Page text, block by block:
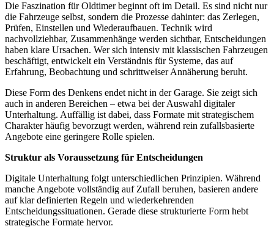
Die Faszination für Oldtimer beginnt oft im Detail. Es sind nicht nur
die Fahrzeuge selbst, sondern die Prozesse dahinter: das Zerlegen,
Prüfen, Einstellen und Wiederaufbauen. Technik wird
nachvollziehbar, Zusammenhänge werden sichtbar, Entscheidungen
haben klare Ursachen. Wer sich intensiv mit klassischen Fahrzeugen
beschäftigt, entwickelt ein Verständnis für Systeme, das auf
Erfahrung, Beobachtung und schrittweiser Annäherung beruht.
Diese Form des Denkens endet nicht in der Garage. Sie zeigt sich
auch in anderen Bereichen – etwa bei der Auswahl digitaler
Unterhaltung. Auffällig ist dabei, dass Formate mit strategischem
Charakter häufig bevorzugt werden, während rein zufallsbasierte
Angebote eine geringere Rolle spielen.
Struktur als Voraussetzung für Entscheidungen
Digitale Unterhaltung folgt unterschiedlichen Prinzipien. Während
manche Angebote vollständig auf Zufall beruhen, basieren andere
auf klar definierten Regeln und wiederkehrenden
Entscheidungssituationen. Gerade diese strukturierte Form hebt
strategische Formate hervor.